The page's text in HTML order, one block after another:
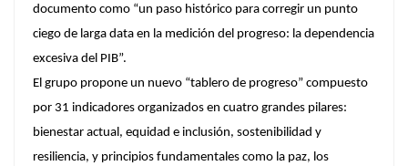
documento como “un paso histórico para corregir un punto
ciego de larga data en la medición del progreso: la dependencia
excesiva del PIB”.
El grupo propone un nuevo “tablero de progreso” compuesto
por 31 indicadores organizados en cuatro grandes pilares:
bienestar actual, equidad e inclusión, sostenibilidad y
resiliencia, y principios fundamentales como la paz, los